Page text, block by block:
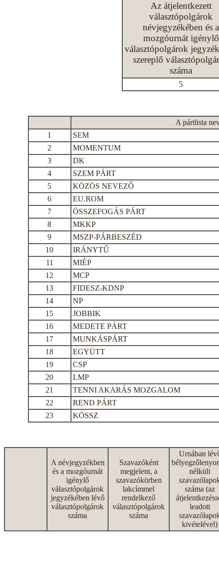
Az átjelentkezett
választópolgárok
névjegyzékében és a
mozgóurnát igénylő
választópolgárok
szereplő
száma
5
A pártlista
1
SEM
2
MOMENTUM
3
DK
4
SZEM PÁRT
5
KÖZÖS NEVEZŐ
6
EU.ROM
7
ÖSSZEFOGÁS PÁRT
8
MKKP
9
MSZP-PÁRBESZÉD
10
IRÁNYTŰ
11
MIÉP
12
MCP
13
FIDESZ-KDNP
14
NP
15
JOBBIK
16
MEDETE PÁRT
17
MUNKÁSPÁRT
18
EGYÜTT
19
CSP
20
LMP
21
TENNI AKARÁS MOZGALOM
22
REND PÁRT
23
KÖSSZ
A névjegyzékben
és a mozgóurnát
igénylő
választópolgárok
jegyzékében lévő
választópolgárok
száma
Szavazóként
megjelent, a
szavazókörben
lakcímmel
rendelkező
választópolgárok
száma
Urnában
nélküli
száma (az
leadott
kivételével)